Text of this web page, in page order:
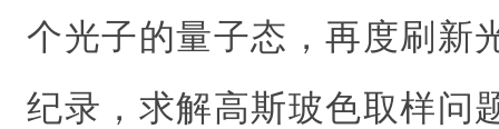
个光子的量子态，再度刷新
纪录，求解高斯玻色取样问